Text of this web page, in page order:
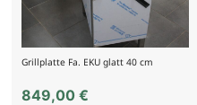
Grillplatte Fa. EKU glatt 40 cm
849,00 €